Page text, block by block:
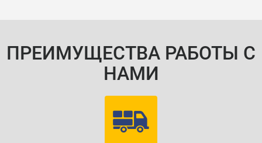
ПРЕИМУЩЕСТВА РАБОТЫ С
НАМИ